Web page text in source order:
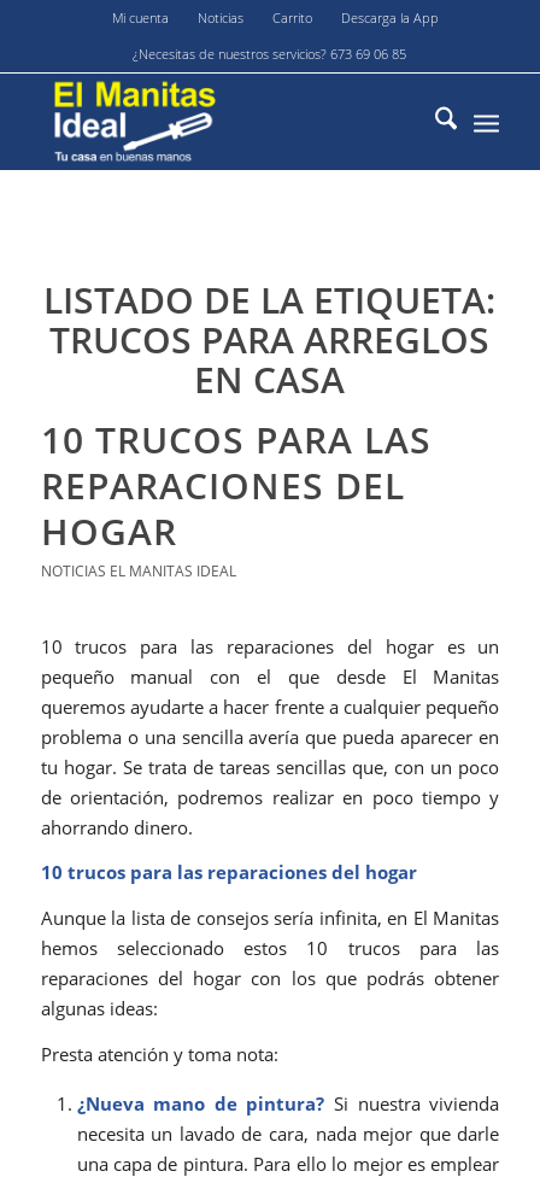
Mi cuenta Noticias Carrito
Descarga la App
¿Necesitas de nuestros servicios? 673 69 06 85
LISTADO DE LA ETIQUETA:
TRUCOS PARA ARREGLOS
EN CASA
10 TRUCOS PARA LAS
REPARACIONES DEL
HOGAR
NOTICIAS EL MANITAS IDEAL
10 trucos para las reparaciones del hogar es un
pequeño manual con el que desde El Manitas
queremos ayudarte a hacer frente a cualquier pequeño
problema o una sencilla avería que pueda aparecer en
tu hogar. Se trata de tareas sencillas que, con un poco
de orientación, podremos realizar en poco tiempo y
ahorrando dinero.
10 trucos para las reparaciones del hogar
Aunque la lista de consejos sería infinita, en El Manitas
hemos seleccionado estos 10 trucos para las
reparaciones del hogar con los que podrás obtener
algunas ideas:
Presta atención y toma nota:
¿Nueva mano de pintura? Si nuestra vivienda
necesita un lavado de cara, nada mejor que darle
una capa de pintura. Para ello lo mejor es emplear